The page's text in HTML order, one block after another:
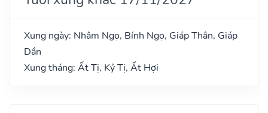
Xung ngày: Nhâm Ngọ, Bính Ngọ, Giáp Thân, Giáp
Dần
Xung tháng: Ất Tị, Kỷ Tị, Ất Hợi